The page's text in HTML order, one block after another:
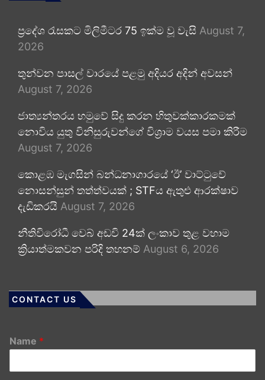
ප්‍රදේශ රැසකට මිලිමීටර 75 ඉක්ම වූ වැසි August 7,
2026
තුන්වන පාසල් වාරයේ පළමු අදියර අදින් අවසන්
August 7, 2026
ජාත්‍යන්තරය හමුවේ සිදු කරන හිතුවක්කාරකමක්
නොවිය යුතු විනිසුරුවන්ගේ විශ්‍රාම වයස පමා කිරීම
August 7, 2026
කොළඹ මැගසින් බන්ධනාගාරයේ ‘ඊ’ වාට්ටුවේ
නොසන්සුන් තත්ත්වයක් ; STFය ඇතුළු ආරක්ෂාව
දැඩිකරයි August 7, 2026
නීතිවිරෝධී වෙබ් අඩවි 24ක් ලංකාව තුළ වහාම
ක්‍රියාත්මකවන පරිදි තහනම් August 6, 2026
CONTACT US
Name *